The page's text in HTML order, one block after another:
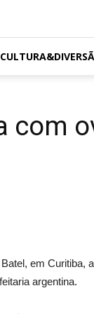
com
em Curitiba,
argentina.